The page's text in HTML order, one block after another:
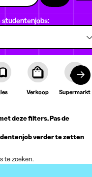
Verkoop Supermarkt
deze filters. Pas de
verder te zetten
te zoeken.